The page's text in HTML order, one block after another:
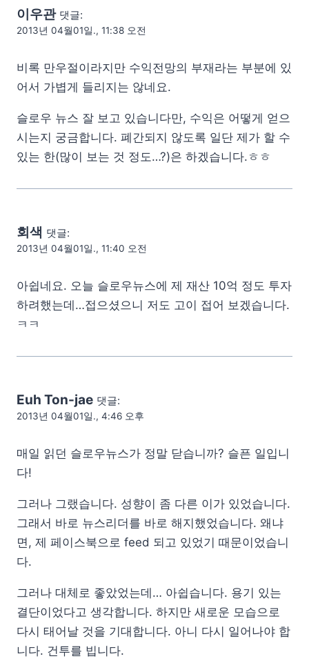
이우관 댓글:
2013년 04월01일., 11:38 오전
비록 만우절이라지만 수익전망의 부재라는 부분에 있
어서 가볍게 들리지는 않네요.
슬로우 뉴스 잘 보고 있습니다만, 수익은 어떻게 얻으
시는지 궁금합니다. 폐간되지 않도록 일단 제가 할 수
있는 한(많이 보는 것 정도…?)은 하겠습니다.ㅎㅎ
회색 댓글:
2013년 04월01일., 11:40 오전
아쉽네요. 오늘 슬로우뉴스에 제 재산 10억 정도 투자
하려했는데…접으셨으니 저도 고이 접어 보겠습니다.
ㅋㅋ
Euh Ton-jae 댓글:
2013년 04월01일., 4:46 오후
매일 읽던 슬로우뉴스가 정말 닫습니까? 슬픈 일입니
다!
그러나 그랬습니다. 성향이 좀 다른 이가 있었습니다.
그래서 바로 뉴스리더를 바로 해지했었습니다. 왜냐
면, 제 페이스북으로 feed 되고 있었기 때문이었습니
다.
그러나 대체로 좋았었는데… 아쉽습니다. 용기 있는
결단이었다고 생각합니다. 하지만 새로운 모습으로
다시 태어날 것을 기대합니다. 아니 다시 일어나야 합
니다. 건투를 빕니다.